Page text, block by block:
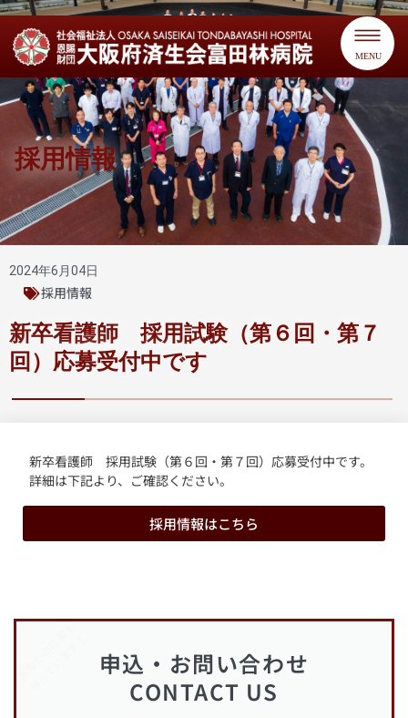
MENU
採用情報
2024年6月04日
採用情報
新卒看護師 採用試験（第６回・第７
回）応募受付中です
新卒看護師 採用試験（第６回・第７回）応募受付中です。
詳細は下記より、ご確認ください。
採用情報はこちら
申込・お問い合わせ
CONTACT US